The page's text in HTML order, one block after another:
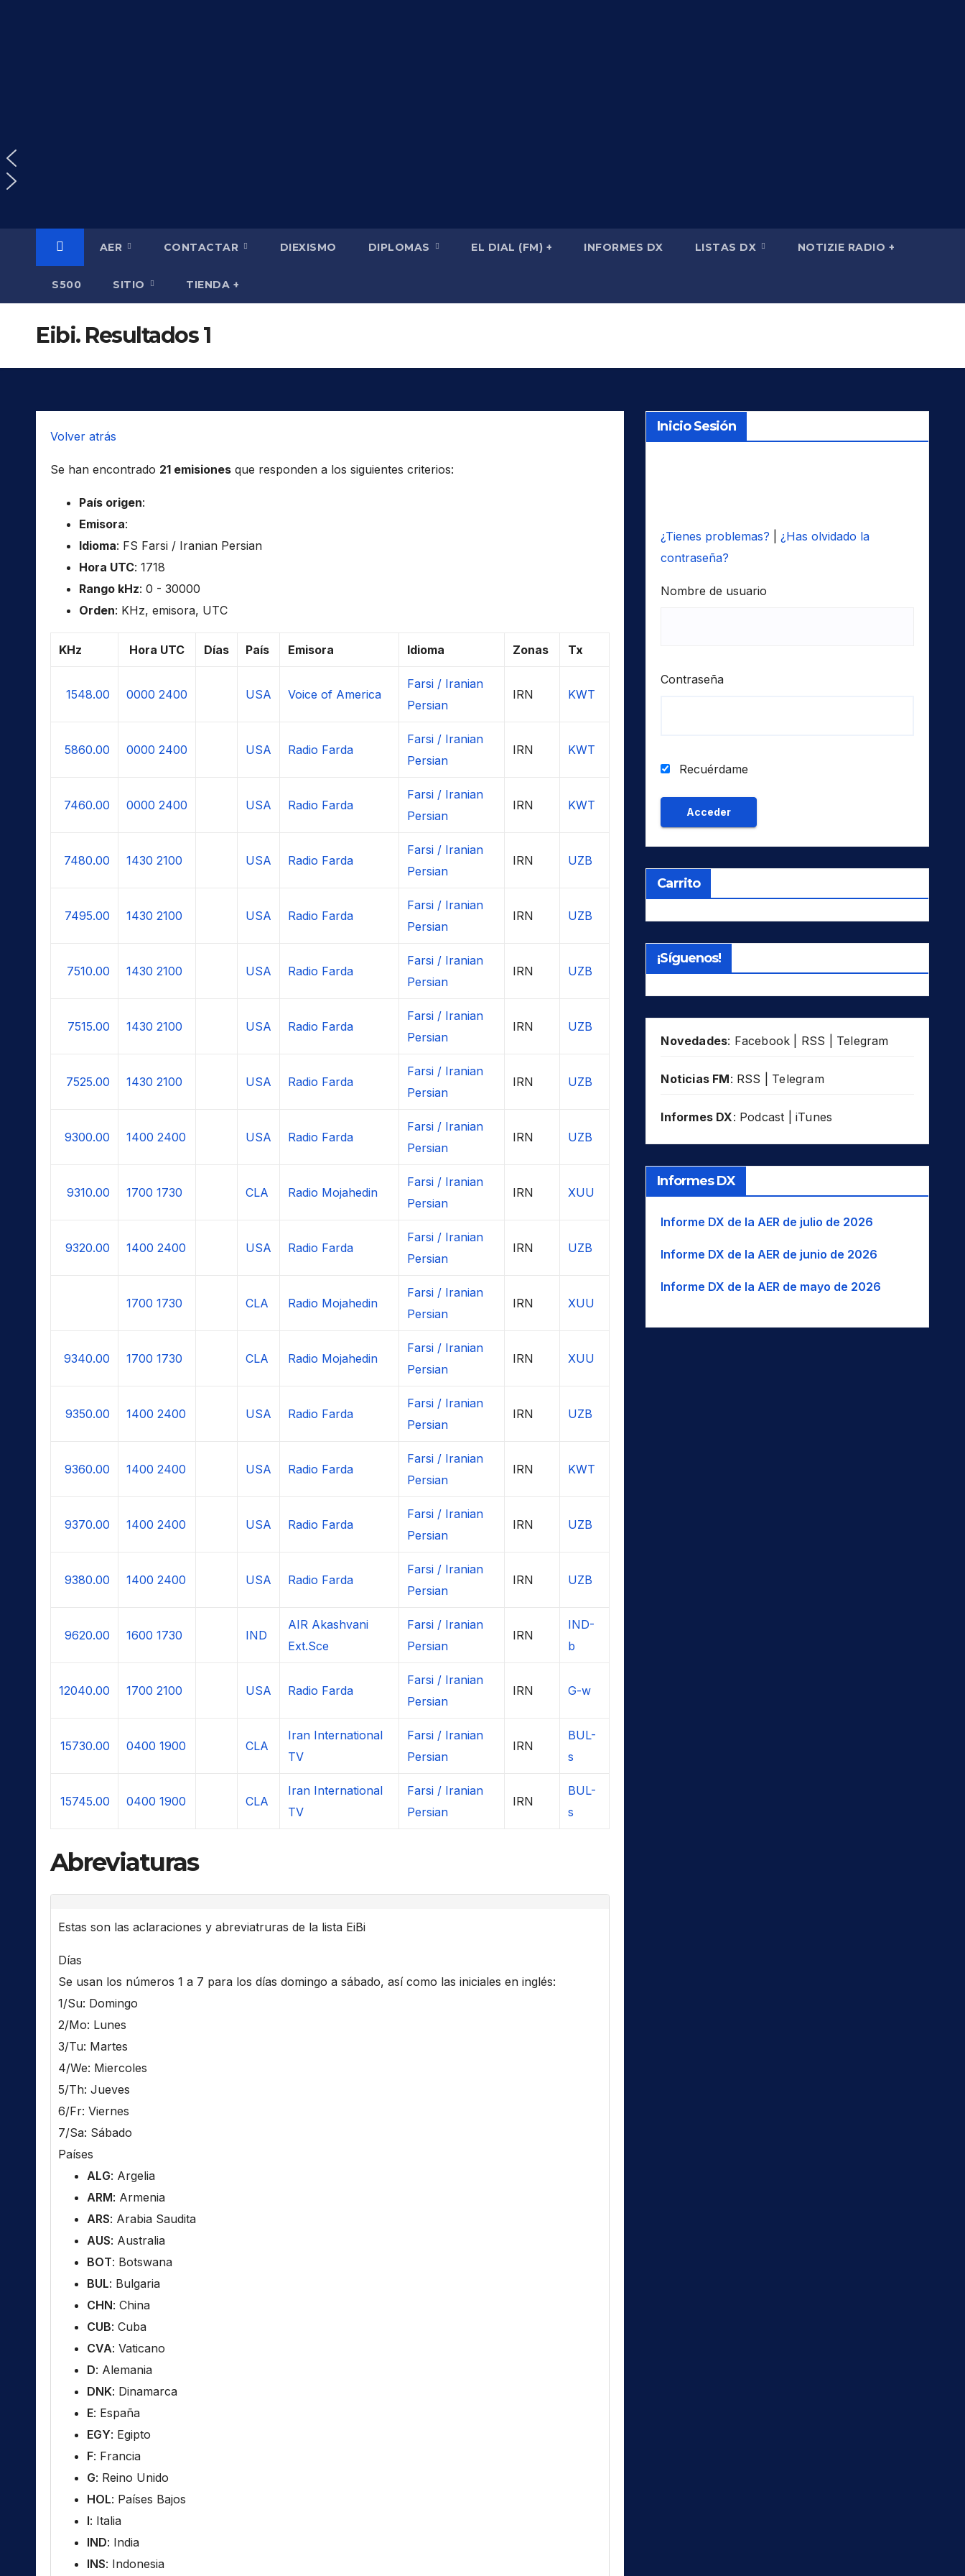
AER CONTACTAR DIEXISMO DIPLOMAS EL DIAL (FM) + INFORMES DX LISTAS DX NOTIZIE RADIO +
S500 SITIO TIENDA +
Eibi. Resultados 1
Volver atrás
Se han encontrado 21 emisiones que responden a los siguientes criterios:
País origen:
Emisora:
Idioma: FS Farsi / Iranian Persian
Hora UTC: 1718
Rango kHz: 0 - 30000
Orden: KHz, emisora, UTC
KHz Hora UTC Días País Emisora Idioma Zonas Tx
1548.00 0000 2400 USA Voice of America
Farsi / Iranian
Persian
IRN KWT
5860.00 0000 2400 USA Radio Farda
Farsi / Iranian
Persian
IRN KWT
7460.00 0000 2400 USA Radio Farda
Farsi / Iranian
Persian
IRN KWT
7480.00 1430 2100 USA Radio Farda
Farsi / Iranian
Persian
IRN UZB
7495.00 1430 2100 USA Radio Farda
Farsi / Iranian
Persian
IRN UZB
7510.00 1430 2100 USA Radio Farda
Farsi / Iranian
Persian
IRN UZB
7515.00 1430 2100 USA Radio Farda
Farsi / Iranian
Persian
IRN UZB
7525.00 1430 2100 USA Radio Farda
Farsi / Iranian
Persian
IRN UZB
9300.00 1400 2400 USA Radio Farda
Farsi / Iranian
Persian
IRN UZB
9310.00 1700 1730 CLA Radio Mojahedin
Farsi / Iranian
Persian
IRN XUU
9320.00 1400 2400 USA Radio Farda
Farsi / Iranian
Persian
IRN UZB
1700 1730 CLA Radio Mojahedin
Farsi / Iranian
Persian
IRN XUU
9340.00 1700 1730 CLA Radio Mojahedin
Farsi / Iranian
Persian
IRN XUU
9350.00 1400 2400 USA Radio Farda
Farsi / Iranian
Persian
IRN UZB
9360.00 1400 2400 USA Radio Farda
Farsi / Iranian
Persian
IRN KWT
9370.00 1400 2400 USA Radio Farda
Farsi / Iranian
Persian
IRN UZB
9380.00 1400 2400 USA Radio Farda
Farsi / Iranian
Persian
IRN UZB
9620.00 1600 1730 IND
AIR Akashvani
Ext.Sce
Farsi / Iranian
Persian
IRN
IND-
b
12040.00 1700 2100 USA Radio Farda
Farsi / Iranian
Persian
IRN G-w
15730.00 0400 1900 CLA
Iran International
TV
Farsi / Iranian
Persian
IRN
BUL-
s
15745.00 0400 1900 CLA
Iran International
TV
Farsi / Iranian
Persian
IRN
BUL-
s
Abreviaturas
Estas son las aclaraciones y abreviatruras de la lista EiBi
Días
Se usan los números 1 a 7 para los días domingo a sábado, así como las iniciales en inglés:
1/Su: Domingo
2/Mo: Lunes
3/Tu: Martes
4/We: Miercoles
5/Th: Jueves
6/Fr: Viernes
7/Sa: Sábado
Países
ALG: Argelia
ARM: Armenia
ARS: Arabia Saudita
AUS: Australia
BOT: Botswana
BUL: Bulgaria
CHN: China
CUB: Cuba
CVA: Vaticano
D: Alemania
DNK: Dinamarca
E: España
EGY: Egipto
F: Francia
G: Reino Unido
HOL: Países Bajos
I: Italia
IND: India
INS: Indonesia
Inicio Sesión
¿Tienes problemas?
¿Has olvidado la
contraseña?
Nombre de usuario
Contraseña
Recuérdame
Carrito
¡Síguenos!
Novedades: Facebook RSS Telegram
Noticias FM: RSS Telegram
Informes DX: Podcast iTunes
Informes DX
Informe DX de la AER de julio de 2026
Informe DX de la AER de junio de 2026
Informe DX de la AER de mayo de 2026